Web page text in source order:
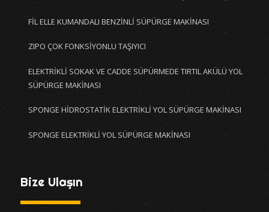
FİL ELLE KUMANDALI BENZİNLİ SÜPÜRGE MAKİNASI
ZIPO ÇOK FONKSİYONLU TAŞIYICI
ELEKTRİKLİ SOKAK VE CADDE SÜPÜRMEDE TIRTIL AKÜLÜ YOL
SÜPÜRGE MAKİNASI
SPONGE HİDROSTATİK ELEKTRİKLİ YOL SÜPÜRGE MAKİNASI
SPONGE ELEKTRİKLİ YOL SÜPÜRGE MAKİNASI
Bize Ulaşın